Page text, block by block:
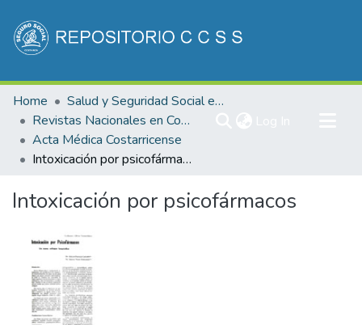
Communities & Collections
All of DSpace
Statistics
Home
Salud y Seguridad Social en Costa Rica
Revistas Nacionales en Costa Rica
Acta Médica Costarricense
Intoxicación por psicofármacos
Intoxicación por psicofármacos